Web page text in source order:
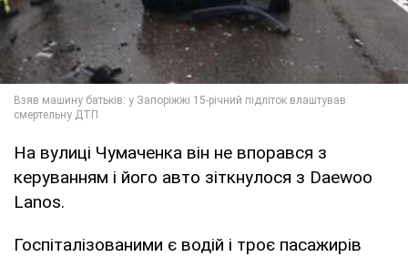
На вулиці Чумаченка він не впорався з
керуванням і його авто зіткнулося з Daewoo
Lanos.
Госпіталізованими є водій і троє пасажирів